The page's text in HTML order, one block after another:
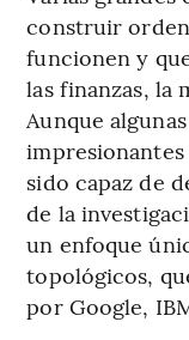
construir
funcionen y
las finanzas, la
Aunque
sido capaz de
de la
un enfoque
topológicos,
por Google,